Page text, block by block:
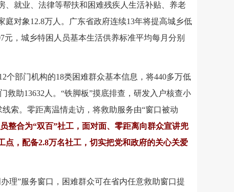
就业、法律等帮扶和困难残疾人生活补贴、养老
对象12.8万人。广东省政府连续13年将提高城乡低
，城乡特困人员基本生活供养标准平均每月分别
个部门机构的18类困难群众基本信息，将440多万低
救助13632人。“铁脚板”摸底排查，研发入户核查小
索。零距离温情走访，将救助服务由“窗口被动
整合为“双百”社工，面对面、零距离向群众宣讲兜
点，配备2.8万名社工，切实把党和政府的关心关爱
理”服务窗口，困难群众可在省内任意救助窗口提